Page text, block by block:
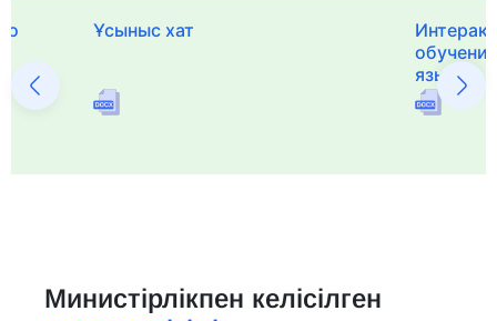
Ұсыныс хат
языка и
Министірлікпен келісілген